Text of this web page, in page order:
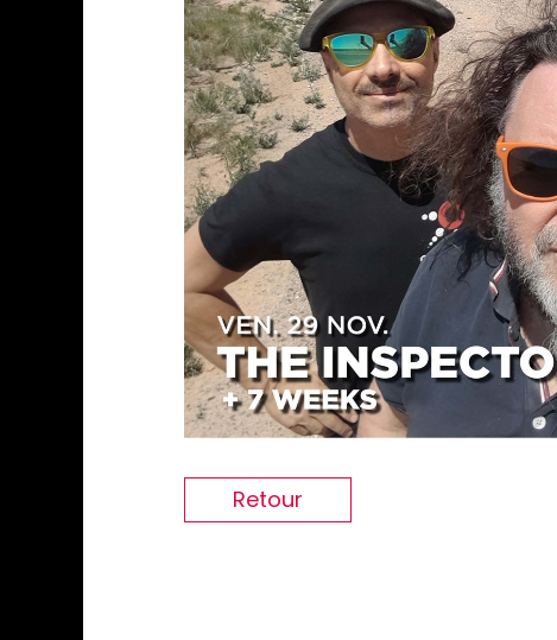
Retour